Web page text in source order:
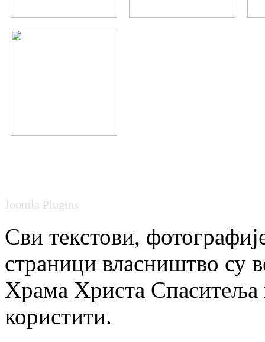
Joomla Plugins
Сви текстови,
страници власништво су
Храма Христа Спаситеља
користити.